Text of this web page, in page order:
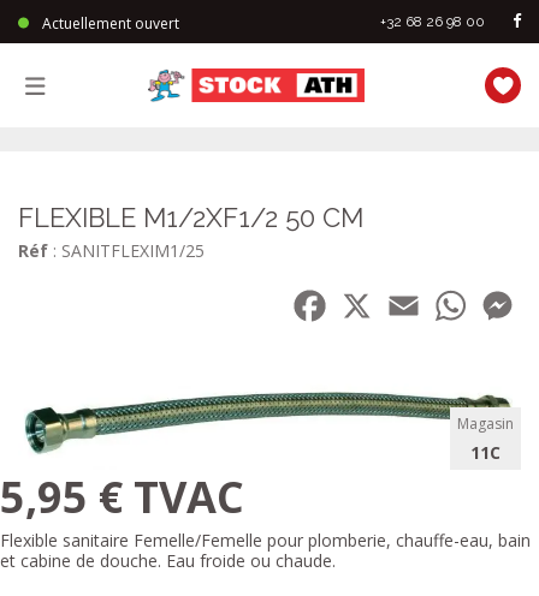
Actuellement ouvert +32 68 26 98 00
FLEXIBLE M1/2XF1/2 50 CM
Réf : SANITFLEXIM1/25
Facebook
Email
Magasin
11C
5,95 € TVAC
Flexible sanitaire Femelle/Femelle pour plomberie, chauffe-eau, bain
et cabine de douche. Eau froide ou chaude.